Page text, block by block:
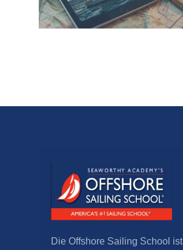
Die Offshore Sailing School ist